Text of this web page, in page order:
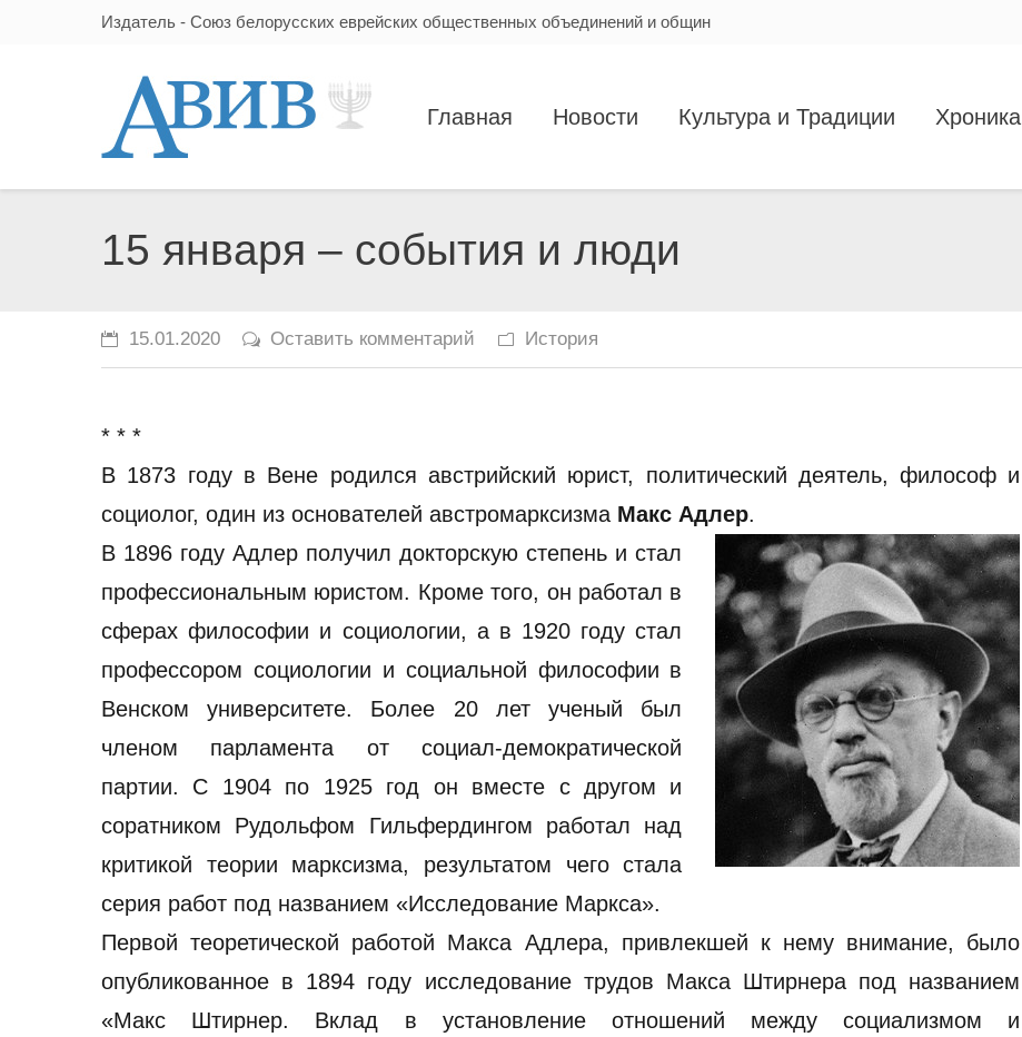
Издатель - Союз белорусских еврейских общественных объединений и общин
Главная Новости Культура и Традиции Хроника
15 января – события и люди
15.01.2020 Оставить комментарий История
* * *
В 1873 году в Вене родился австрийский юрист, политический деятель, философ и
социолог, один из основателей австромарксизма Макс Адлер.
В 1896 году Адлер получил докторскую степень и стал
профессиональным юристом. Кроме того, он работал в
сферах философии и социологии, а в 1920 году стал
профессором социологии и социальной философии в
Венском университете. Более 20 лет ученый был
членом парламента от социал-демократической
партии. С 1904 по 1925 год он вместе с другом и
соратником Рудольфом Гильфердингом работал над
критикой теории марксизма, результатом чего стала
серия работ под названием «Исследование Маркса».
Первой теоретической работой Макса Адлера, привлекшей к нему внимание, было
опубликованное в 1894 году исследование трудов Макса Штирнера под названием
«Макс Штирнер. Вклад в установление отношений между социализмом и